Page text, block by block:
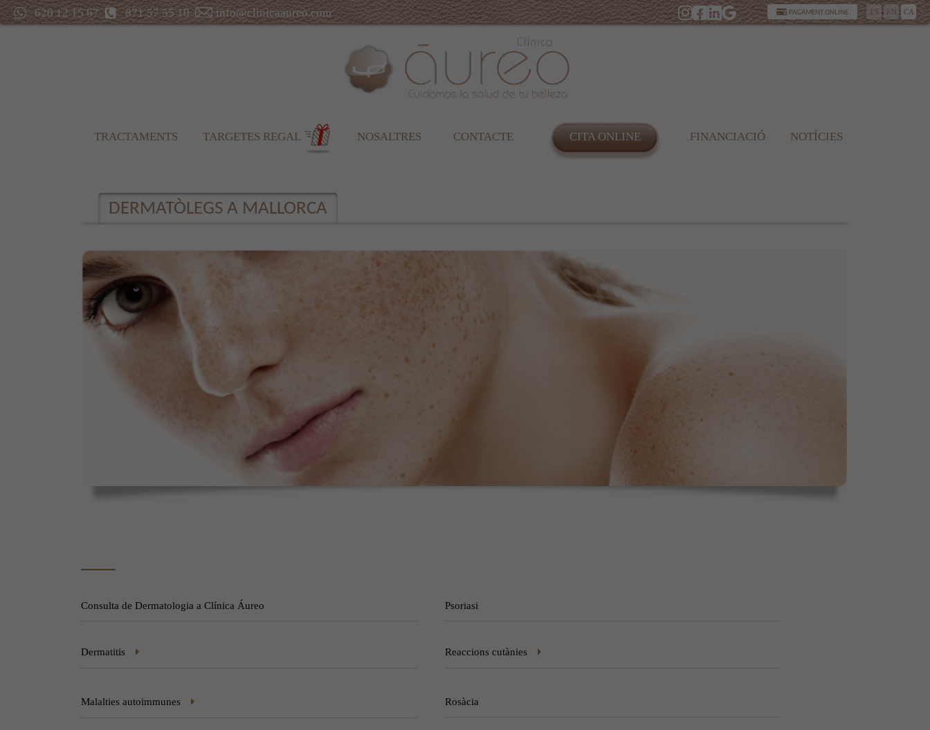
620 12 15 67 871 57 55 10 info@clinicaaureo.com PAGAMENT ONLINE ES EN CA
TRACTAMENTS TARGETES REGAL NOSALTRES CONTACTE CITA ONLINE FINANCIACIÓ NOTÍCIES
DERMATÒLEGS A MALLORCA
Consulta de Dermatologia a Clínica Áureo Psoriasi
Dermatitis Reaccions cutànies
Malalties autoimmunes Rosàcia